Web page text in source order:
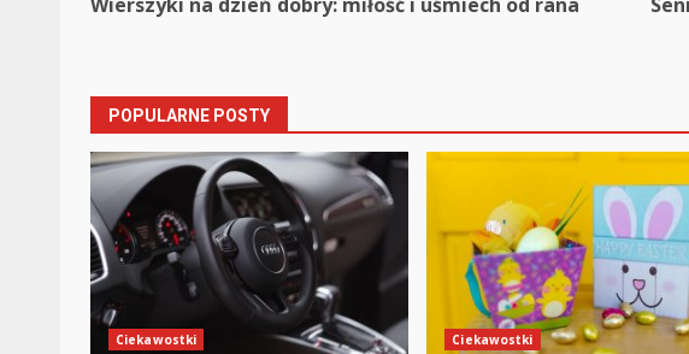
Continue
POPULARNE POSTY
Ciekawostki Ciekawostki